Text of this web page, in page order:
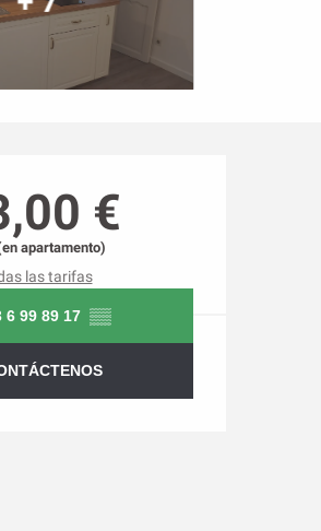
€
apartamento)
las tarifas
6 99 89 17 ▒▒